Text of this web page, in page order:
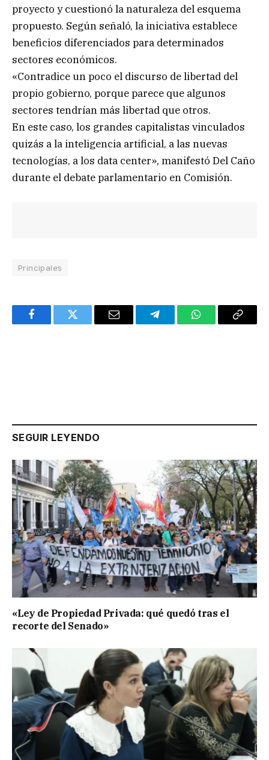
proyecto y cuestionó la naturaleza del esquema
propuesto. Según señaló, la iniciativa establece
beneficios diferenciados para determinados
sectores económicos.
«Contradice un poco el discurso de libertad del
propio gobierno, porque parece que algunos
sectores tendrían más libertad que otros.
En este caso, los grandes capitalistas vinculados
quizás a la inteligencia artificial, a las nuevas
tecnologías, a los data center», manifestó Del Caño
durante el debate parlamentario en Comisión.
Principales
FacebookTwitter Email TelegramWhatsAppCopy
SEGUIR LEYENDO
«Ley de Propiedad Privada: qué quedó tras el
recorte del Senado»